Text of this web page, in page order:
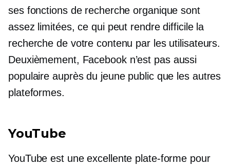
ses fonctions de recherche organique sont
assez limitées, ce qui peut rendre difficile la
recherche de votre contenu par les utilisateurs.
Deuxièmement, Facebook n’est pas aussi
populaire auprès du jeune public que les autres
plateformes.
YouTube
YouTube est une excellente plate-forme pour